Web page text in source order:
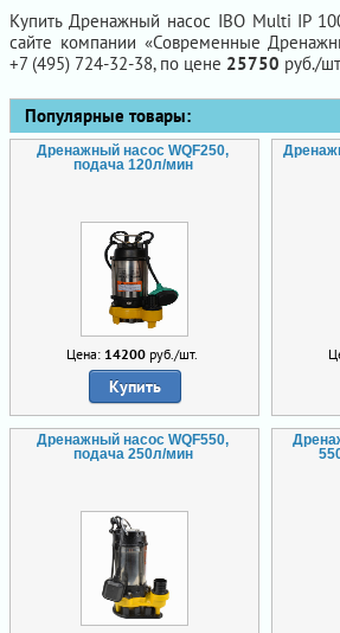
Купить Дренажный насос IBO Multi IP
сайте компании «Современные
+7 (495) 724-32-38, по цене 25750 руб./
Популярные товары:
Дренажный насос WQF250,
подача 120л/мин
Цена: 14200руб./шт.
Купить
Дренажный насос WQF550,
подача 250л/мин